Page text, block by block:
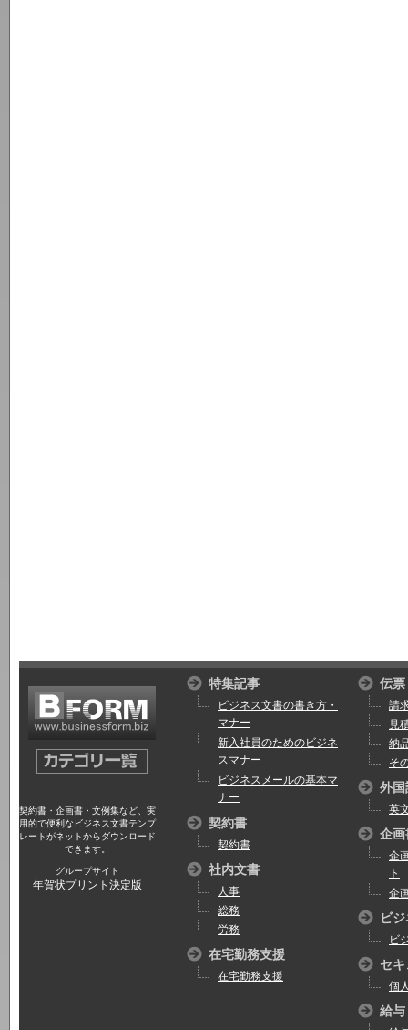
契約書・企画書・文例集など、実
用的で便利なビジネス文書テンプ
レートがネットからダウンロード
できます。
グループサイト
年賀状プリント決定版
特集記事
ビジネス文書の書き方・
マナー
新入社員のためのビジネ
スマナー
ビジネスメールの基本マ
ナー
契約書
契約書
社内文書
人事
総務
労務
在宅勤務支援
在宅勤務支援
伝票
請
見
納
そ
外国
英
企画
企
ト
企
ビ
ビ
セ
個
給与